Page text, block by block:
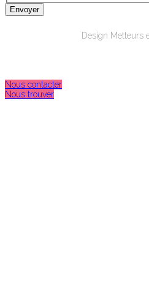
Envoyer
Design Metteurs
Nous contacter
Nous trouver